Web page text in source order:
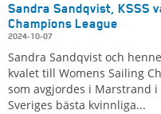
Sandra Sandqvist, KSSS
Champions League
2024-10-07
Sandra Sandqvist och
kvalet till Womens Sailing
som avgjordes i Marstrand
Sveriges bästa kvinnliga...